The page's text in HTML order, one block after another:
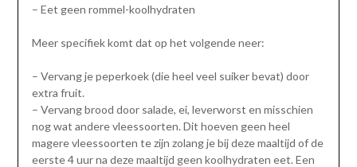
– Eet geen rommel-koolhydraten
Meer specifiek komt dat op het volgende neer:
– Vervang je peperkoek (die heel veel suiker bevat) door
extra fruit.
– Vervang brood door salade, ei, leverworst en misschien
nog wat andere vleessoorten. Dit hoeven geen heel
magere vleessoorten te zijn zolang je bij deze maaltijd of de
eerste 4 uur na deze maaltijd geen koolhydraten eet. Een